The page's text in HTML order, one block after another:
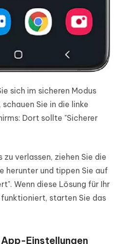
sich im sicheren Modus
Sie in die linke
Dort sollte "Sicherer
zu verlassen, ziehen Sie die
herunter und tippen Sie auf
Wenn diese Lösung für Ihr
starten Sie das
Einstellungen